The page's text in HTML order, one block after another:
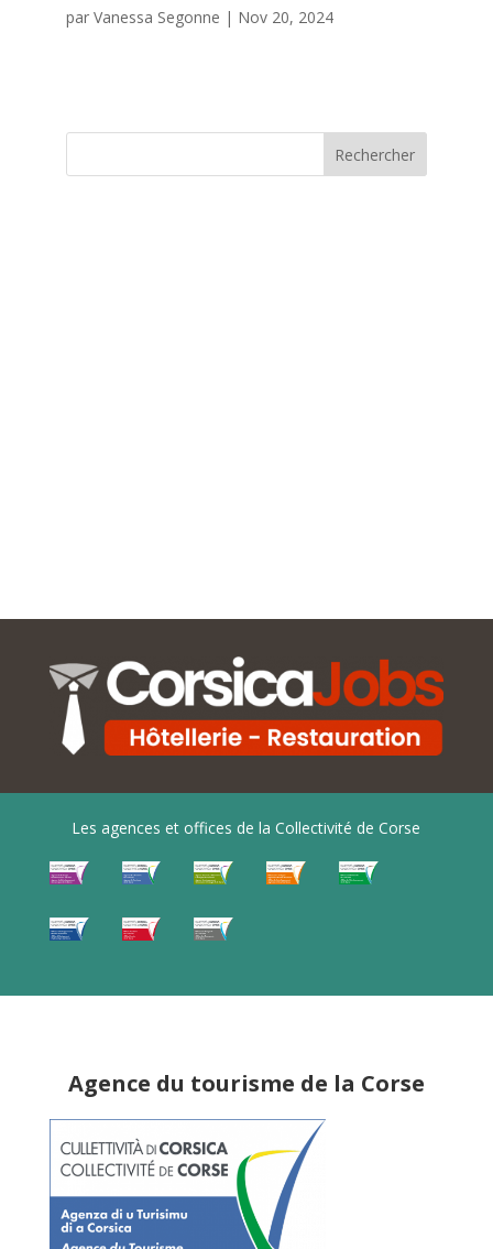
par Vanessa Segonne | Nov 20, 2024
Rechercher
Les agences et offices de la Collectivité de Corse
Agence du tourisme de la Corse